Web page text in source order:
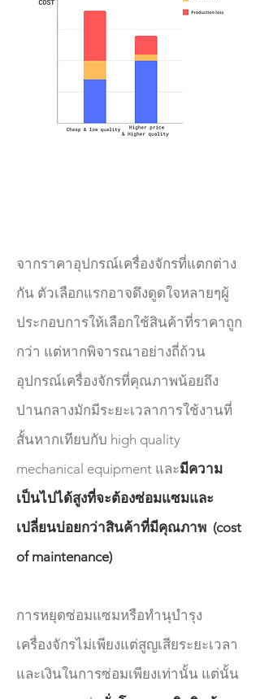
จากราคาอุปกรณ์เครื่องจักรที่แตกต่าง
กัน ตัวเลือกแรกอาจดึงดูดใจหลายๆผู้
ประกอบการให้เลือกใช้สินค้าที่ราคาถูก
กว่า แต่หากพิจารณาอย่างถี่ถ้วน
อุปกรณ์เครื่องจักรที่คุณภาพน้อยถึง
ปานกลางมักมีระยะเวลาการใช้งานที่
สั้นหากเทียบกับ high quality
mechanical equipment และมีความ
เป็นไปได้สูงที่จะต้องซ่อมแซมและ
เปลี่ยนบ่อยกว่าสินค้าที่มีคุณภาพ (cost
of maintenance)
การหยุดซ่อมแซมหรือทำนุบำรุง
เครื่องจักรไม่เพียงแต่สูญเสียระยะเวลา
และเงินในการซ่อมเพียงเท่านั้น แต่นั้น